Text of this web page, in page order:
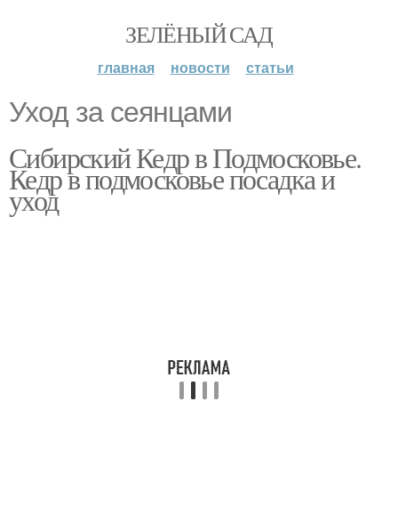
ЗЕЛЁНЫЙ САД
главная новости статьи
Уход за сеянцами
Сибирский Кедр в Подмосковье.
Кедр в подмосковье посадка и
уход